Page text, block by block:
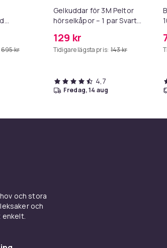
58×46
– 3
695 kr
Gelkuddar för 3M Peltor
hörselkåpor – 1 par Svart
129 kr
Tidigare lägsta pris: 143 kr
4,7
fredag, 14 aug
och stora
och
enkelt.